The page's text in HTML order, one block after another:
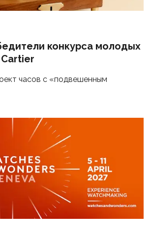
конкурса молодых
часов с «подвешенным